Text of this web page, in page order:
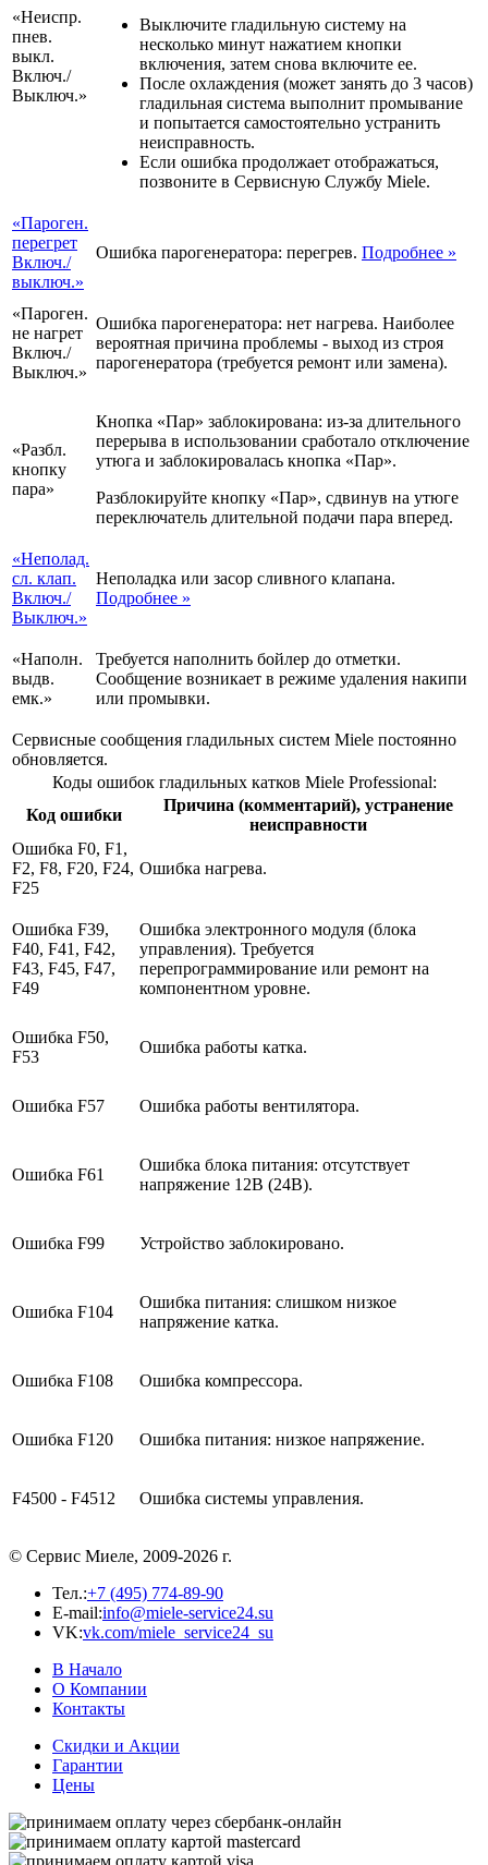
«Неиспр.
пнев.
выкл.
Включ.­/
Вык­люч.»
Выключите гладильную систему на
несколько минут нажатием кнопки
включения, затем снова включите ее.
После охлаждения (может занять до 3 часов)
гладильная система выполнит промывание
и попытается самостоятельно устранить
неисправность.
Если ошибка продолжает отображаться,
позвоните в Сервисную Службу Miele.
«Паро­ген.
пере­грет
Включ.­/
вык­люч.»
Ошибка парогенератора: перегрев. Подробнее »
«Паро­ген.
не наг­рет
Включ.­/
Вык­люч.»
Ошибка парогенератора: нет нагрева. Наиболее
вероятная причина проблемы - выход из строя
парогенератора (требуется ремонт или замена).
«Разбл.
кноп­ку
пара»
Кнопка «Пар» заблокирована: из-за длительного
перерыва в использовании сработало отключение
утюга и заблокировалась кнопка «Пар».
Разблокируйте кнопку «Пар», сдвинув на утюге
переключатель длительной подачи пара вперед.
«Непо­лад.
сл. клап.
Включ.­/
Вык­люч.»
Неполадка или засор сливного клапана.
Подробнее »
«На­полн.
выдв.
емк.»
Требуется наполнить бойлер до отметки.
Сообщение возникает в режиме удаления накипи
или промывки.
Сервисные сообщения гладильных систем Miele постоянно
обновляется.
Коды ошибок гладильных катков Miele Professional:
Код ошибки
Причина (комментарий), устранение
неисправности
Ошибка F0, F1,
F2, F8, F20, F24,
F25
Ошибка нагрева.
Ошибка F39,
F40, F41, F42,
F43, F45, F47,
F49
Ошибка электронного модуля (блока
управления). Требуется
перепрограммирование или ремонт на
компонентном уровне.
Ошибка F50,
F53
Ошибка работы катка.
Ошибка F57 Ошибка работы вентилятора.
Ошибка F61
Ошибка блока питания: отсутствует
напряжение 12В (24В).
Ошибка F99 Устройство заблокировано.
Ошибка F104
Ошибка питания: слишком низкое
напряжение катка.
Ошибка F108 Ошибка компрессора.
Ошибка F120 Ошибка питания: низкое напряжение.
F4500 - F4512 Ошибка системы управления.
© Сервис Миеле, 2009-2026 г.
Тел.:+7 (495) 774-89-90
E-mail:info@miele-service24.su
VK:vk.com/miele_service24_su
В Начало
О Компании
Контакты
Скидки и Акции
Гарантии
Цены